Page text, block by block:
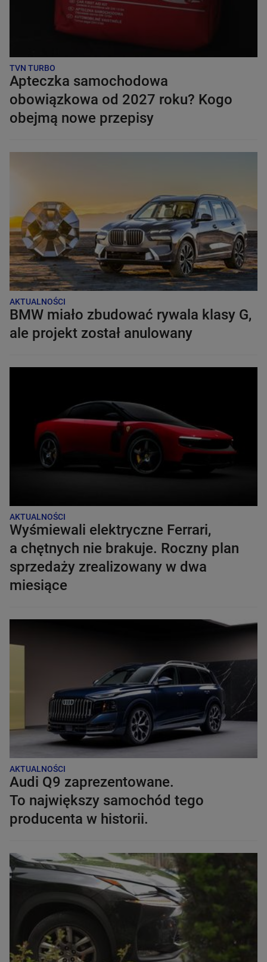
TVN TURBO
Apteczka samochodowa
obowiązkowa od 2027 roku? Kogo
obejmą nowe przepisy
AKTUALNOŚCI
BMW miało zbudować rywala klasy G,
ale projekt został anulowany
AKTUALNOŚCI
Wyśmiewali elektryczne Ferrari,
a chętnych nie brakuje. Roczny plan
sprzedaży zrealizowany w dwa
miesiące
AKTUALNOŚCI
Audi Q9 zaprezentowane.
To największy samochód tego
producenta w historii.